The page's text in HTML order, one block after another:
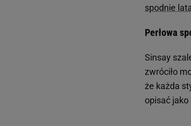
spodnie
Perłowa
Sinsay
zwróciło
że każda
opisać jako